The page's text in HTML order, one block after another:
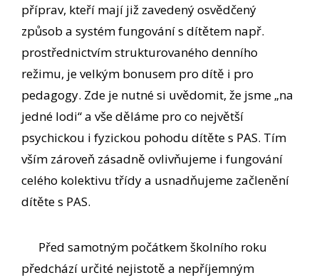
příprav, kteří mají již zavedený osvědčený
způsob a systém fungování s dítětem např.
prostřednictvím strukturovaného denního
režimu, je velkým bonusem pro dítě i pro
pedagogy. Zde je nutné si uvědomit, že jsme „na
jedné lodi“ a vše děláme pro co největší
psychickou i fyzickou pohodu dítěte s PAS. Tím
vším zároveň zásadně ovlivňujeme i fungování
celého kolektivu třídy a usnadňujeme začlenění
dítěte s PAS.
Před samotným počátkem školního roku
předchází určité nejistotě a nepříjemným